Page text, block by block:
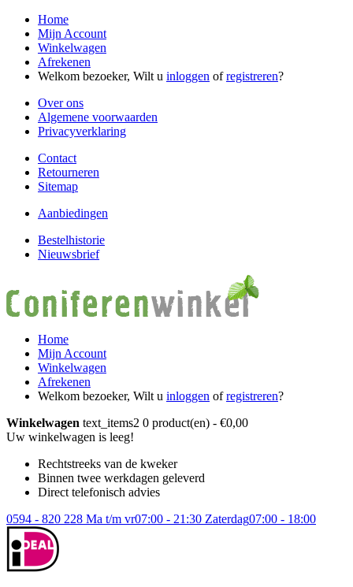
Home
Mijn Account
Winkelwagen
Afrekenen
Welkom bezoeker, Wilt u inloggen ofregistreren?
Over ons
Algemene voorwaarden
Privacyverklaring
Contact
Retourneren
Sitemap
Aanbiedingen
Bestelhistorie
Nieuwsbrief
Home
Mijn Account
Winkelwagen
Afrekenen
Welkom bezoeker, Wilt u inloggen ofregistreren?
Winkelwagen text_items2 0 product(en) - €0,00
Uw winkelwagen is leeg!
Rechtstreeks van de kweker
Binnen twee werkdagen geleverd
Direct telefonisch advies
0594 - 820 228 Ma t/m vr07:00 - 21:30 Zaterdag07:00 - 18:00